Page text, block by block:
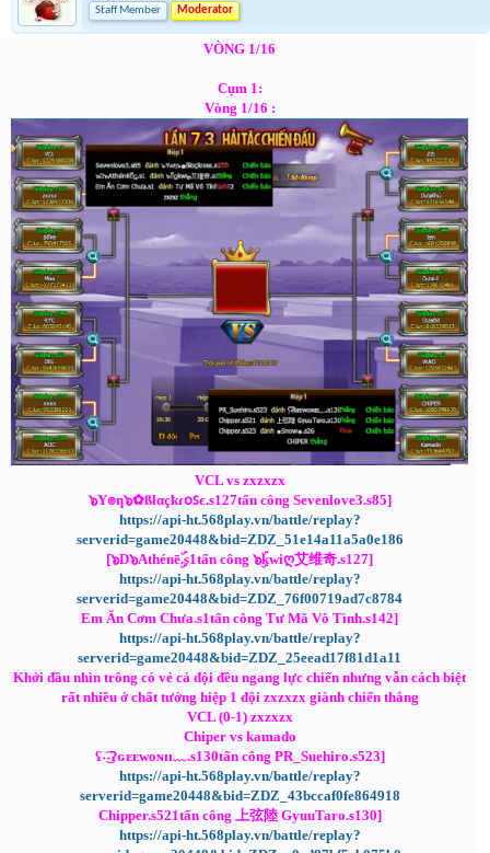
Staff Member
Moderator
VÒNG 1/16
Cụm 1:
Vòng 1/16 :
VCL vs zxzxzx
๖Y๏ƞ๖✿ßłαçҟɾօꜱє.s127tấn công Sevenlove3.s85]
https://api-ht.568play.vn/battle/replay?
serverid=game20448&bid=ZDZ_51e14a11a5a0e186
[๖D๖Athénēۣۜ.s1tấn công ๖ۣۜkwiღ艾维奇.s127]
https://api-ht.568play.vn/battle/replay?
serverid=game20448&bid=ZDZ_76f00719ad7c8784
Em Ăn Cơm Chưa.s1tấn công Tư Mã Vô Tình.s142]
https://api-ht.568play.vn/battle/replay?
serverid=game20448&bid=ZDZ_25eead17f81d1a11
Khởi đầu nhìn trông có vẻ cả đội đều ngang lực chiến nhưng vẫn cách biệt
rất nhiều ở chất tướng hiệp 1 đội zxzxzx giành chiến thắng
VCL (0-1) zxzxzx
Chiper vs kamado
ʕ˖͜͡˖ʔɢᴇᴇᴡᴏɴɪɪ﹏.s130tấn công PR_Suehiro.s523]
https://api-ht.568play.vn/battle/replay?
serverid=game20448&bid=ZDZ_43bccaf0fe864918
Chipper.s521tấn công 上弦陸 GyuuTaro.s130]
https://api-ht.568play.vn/battle/replay?